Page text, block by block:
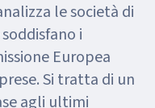
le società di
i
Europea
Si tratta di un
agli ultimi